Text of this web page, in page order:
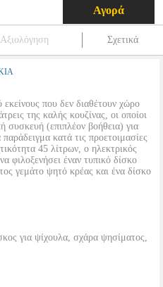
Αγορά
Αξιολόγηση Σχετικά
που δεν διαθέτουν χώρο
της καλής κουζίνας, οι οποίοι
συσκευή (επιπλέον βοήθεια) για
κατά τις προετοιμασίες
45 λίτρων, ο ηλεκτρικός
φιλοξενήσει έναν τυπικό δίσκο
γεμάτο ψητό κρέας και ένα δίσκο
για ψίχουλα, σχάρα ψησίματος,